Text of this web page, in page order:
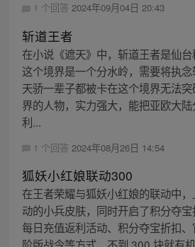
1 个回答 2024年09月04日 20:43
斩道王者
在小说《遮天》中，斩道王者是仙台
这个境界是一个分水岭，需要将执
天骄一辈子都被卡在这个境界无法
界的人物，实力强大，能把亚欧大
利...
1 个回答 2024年08月26日 14:54
狐妖小红娘联动300
在王者荣耀与狐妖小红娘的联动中
动的小兵皮肤，同时开启了积分夺
每日充值返利活动、积分夺宝折扣